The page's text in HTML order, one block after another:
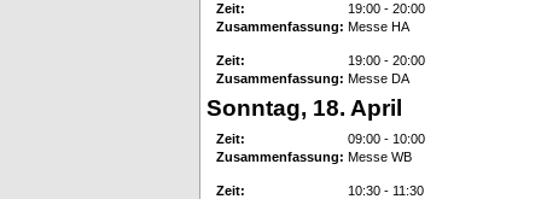
Zeit:
19:00 - 20:00
Zusammenfassung: Messe HA
Zeit:
19:00 - 20:00
Zusammenfassung: Messe DA
Sonntag, 18. April
Zeit:
09:00 - 10:00
Zusammenfassung: Messe WB
Zeit:
10:30 - 11:30